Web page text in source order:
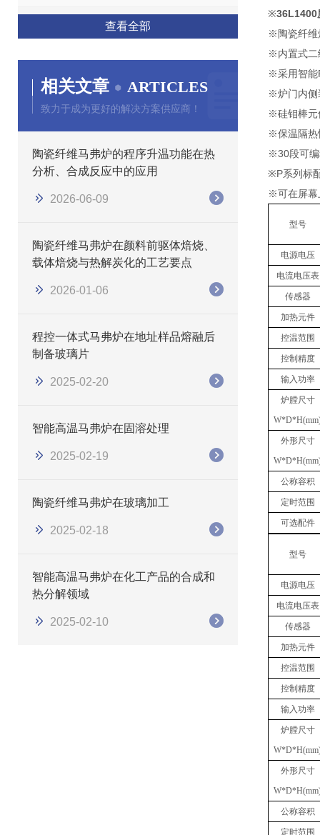
查看全部
相关文章 ARTICLES
致力于成为更好的解决方案供应商！
陶瓷纤维马弗炉的程序升温功能在热
分析、合成反应中的应用
2026-06-09
陶瓷纤维马弗炉在颜料前驱体焙烧、
载体焙烧与热解炭化的工艺要点
2026-01-06
程控一体式马弗炉在地址样品熔融后
制备玻璃片
2025-02-20
智能高温马弗炉在固溶处理
2025-02-19
陶瓷纤维马弗炉在玻璃加工
2025-02-18
智能高温马弗炉在化工产品的合成和
热分解领域
2025-02-10
※36L1400
※陶瓷纤维
※内置式二
※采用智
※炉门内侧
※硅钼棒元
※保温隔热
※30段可编
※P系列标
※可在屏幕
型号
电源电压
电流电压表
传感器
加热元件
控温范围
控制精度
输入功率
炉膛尺寸
外形尺寸
公称容积
定时范围
可选配件
型号
电源电压
电流电压表
传感器
加热元件
控温范围
控制精度
输入功率
炉膛尺寸
外形尺寸
公称容积
定时范围